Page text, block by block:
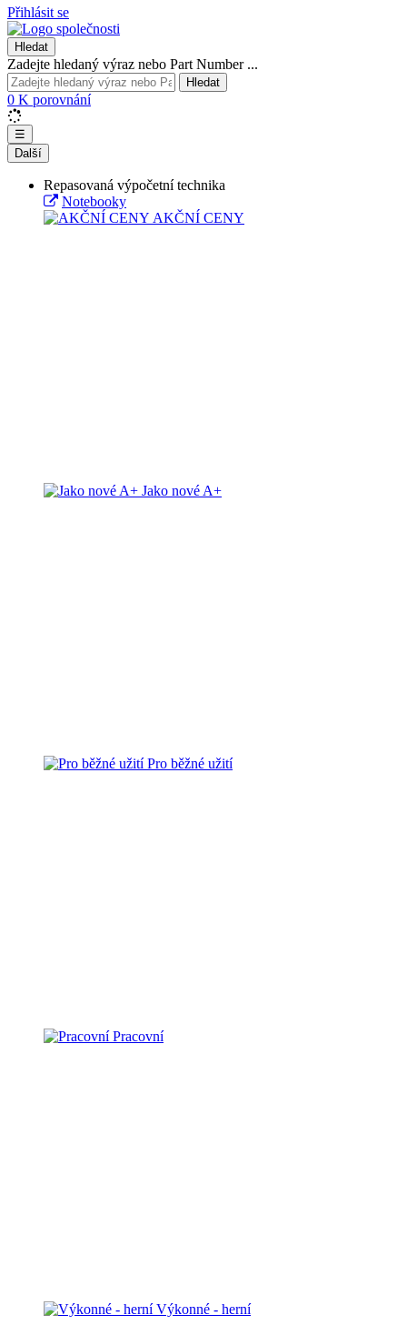
Přihlásit se
Hledat
Zadejte hledaný výraz nebo Part Number ...
Hledat
0 K porovnání
☰
Další
Repasovaná výpočetní technika
Notebooky
AKČNÍ CENY
Jako nové A+
Pro běžné užití
Pracovní
Výkonné - herní